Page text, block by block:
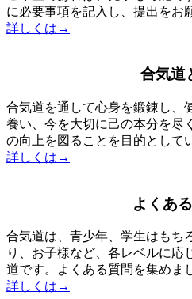
に必要事項を記入し、提出をお
詳しくは→
合気道
合気道を通して心身を鍛錬し、
養い、今を大切に己の本分を尽
の向上を図ることを目的として
詳しくは→
よくあ
合気道は、青少年、学生はもち
り、お子様など、各レベルに応
道です。よくある質問を集めま
詳しくは→